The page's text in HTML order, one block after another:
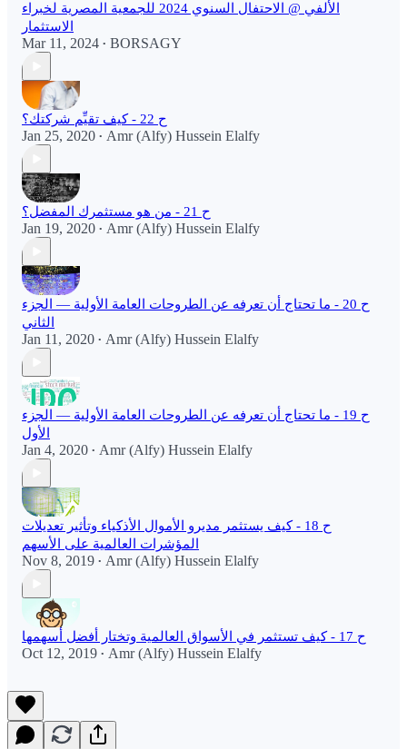
الألفي @ الاحتفال السنوي 2024 للجمعية المصرية لخبراء
الاستثمار
Mar 11, 2024 • BORSAGY
ح 22 - كيف تقيِّم شركتك؟
Jan 25, 2020 • Amr (Alfy) Hussein Elalfy
ح 21 - من هو مستثمرك المفضل؟
Jan 19, 2020 • Amr (Alfy) Hussein Elalfy
ح 20 - ما تحتاج أن تعرفه عن الطروحات العامة الأولية — الجزء
الثاني
Jan 11, 2020 • Amr (Alfy) Hussein Elalfy
ح 19 - ما تحتاج أن تعرفه عن الطروحات العامة الأولية — الجزء
الأول
Jan 4, 2020 • Amr (Alfy) Hussein Elalfy
ح 18 - كيف يستثمر مديرو الأموال الأذكياء وتأثير تعديلات
المؤشرات العالمية على الأسهم
Nov 8, 2019 • Amr (Alfy) Hussein Elalfy
ح 17 - كيف تستثمر في الأسواق العالمية وتختار أفضل أسهمها
Oct 12, 2019 • Amr (Alfy) Hussein Elalfy